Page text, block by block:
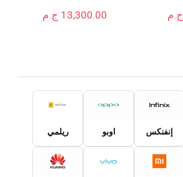
ج.م ج.م 13,300.00
إنفنكس اوبو ريلمي